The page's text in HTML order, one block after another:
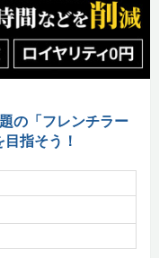
の「フレンチラー
指そう！